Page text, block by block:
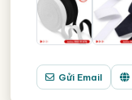
Gửi Email